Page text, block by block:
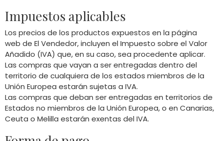
Impuestos aplicables
Los precios de los productos expuestos en la página
web de El Vendedor, incluyen el Impuesto sobre el Valor
Añadido (IVA) que, en su caso, sea procedente aplicar.
Las compras que vayan a ser entregadas dentro del
territorio de cualquiera de los estados miembros de la
Unión Europea estarán sujetas a IVA.
Las compras que deban ser entregadas en territorios de
Estados no miembros de la Unión Europea, o en Canarias,
Ceuta o Melilla estarán exentas del IVA.